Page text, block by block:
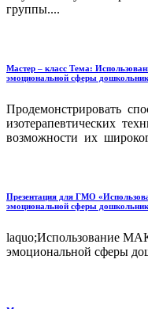
группы....
Мастер – класс Тема:
эмоциональной сферы
Продемонстрировать
изотерапевтических
возможности их
Презентация для ГМО
эмоциональной сферы
laquo;Использование
эмоциональной сферы